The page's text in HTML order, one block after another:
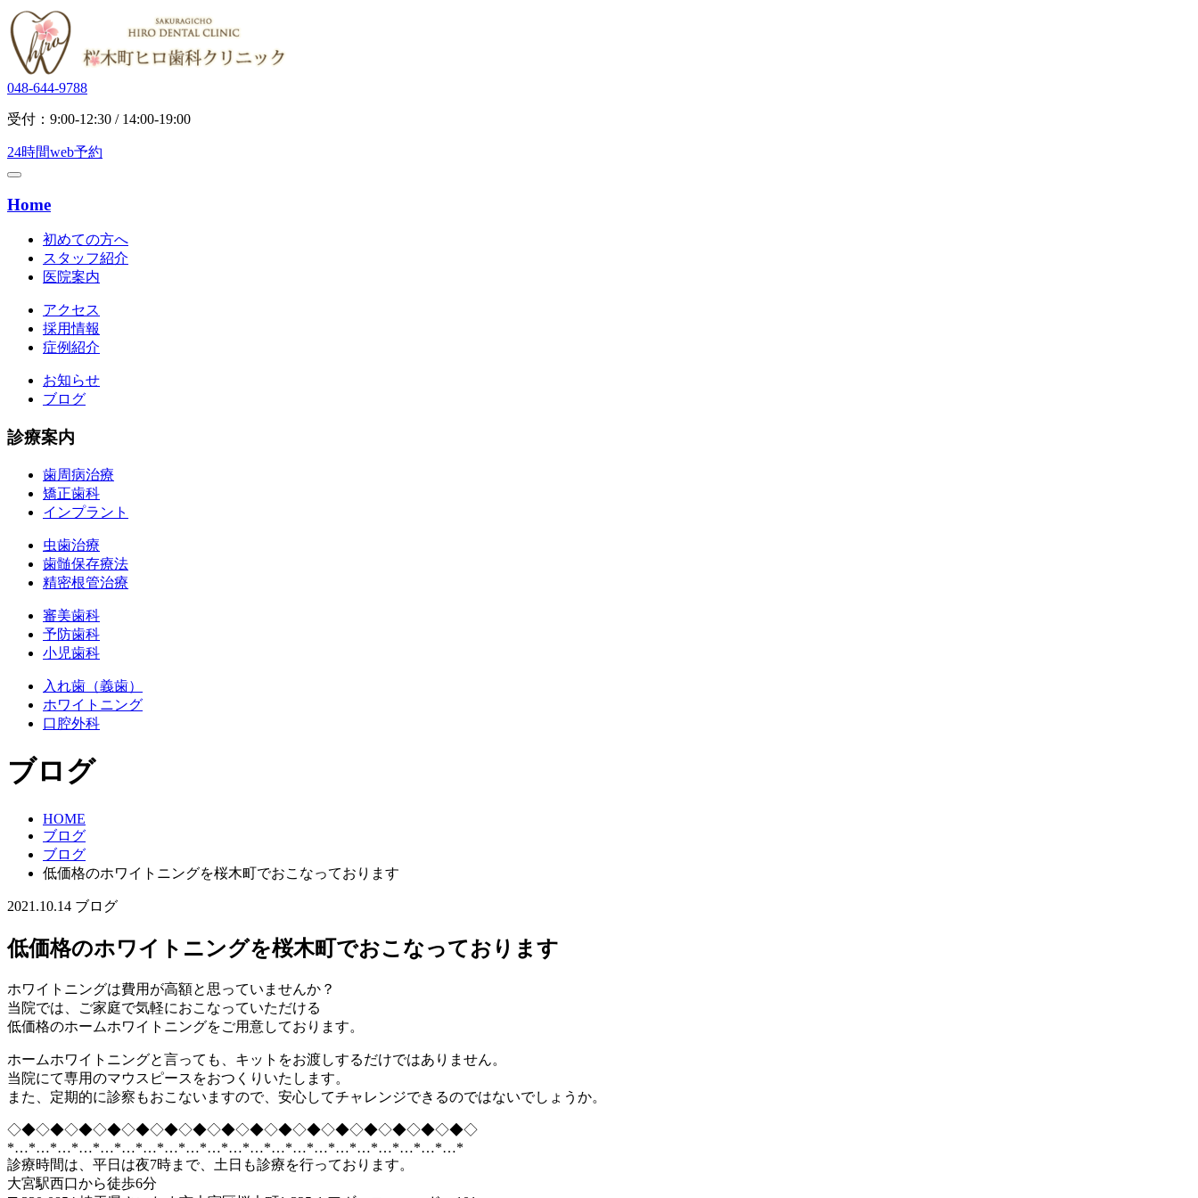
048-644-9788
受付：9:00-12:30 / 14:00-19:00
24時間web予約
Home
初めての方へ
スタッフ紹介
医院案内
アクセス
採用情報
症例紹介
お知らせ
ブログ
診療案内
歯周病治療
矯正歯科
インプラント
虫歯治療
歯髄保存療法
精密根管治療
審美歯科
予防歯科
小児歯科
入れ歯（義歯）
ホワイトニング
口腔外科
ブログ
HOME
ブログ
ブログ
低価格のホワイトニングを桜木町でおこなっております
2021.10.14 ブログ
低価格のホワイトニングを桜木町でおこなっております
ホワイトニングは費用が高額と思っていませんか？
当院では、ご家庭で気軽におこなっていただける
低価格のホームホワイトニングをご用意しております。
ホームホワイトニングと言っても、キットをお渡しするだけではありません。
当院にて専用のマウスピースをおつくりいたします。
また、定期的に診察もおこないますので、安心してチャレンジできるのではないでしょうか。
◇◆◇◆◇◆◇◆◇◆◇◆◇◆◇◆◇◆◇◆◇◆◇◆◇◆◇◆◇◆◇◆◇
*…*…*…*…*…*…*…*…*…*…*…*…*…*…*…*…*…*…*…*…*…*
診療時間は、平日は夜7時まで、土日も診療を行っております。
大宮駅西口から徒歩6分